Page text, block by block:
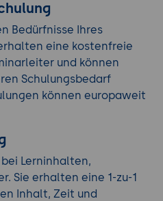
Bedürfnisse Ihres
eine kostenfreie
und können
Schulungsbedarf
können europaweit
Lerninhalten,
Sie erhalten eine 1-zu-1
Inhalt, Zeit und